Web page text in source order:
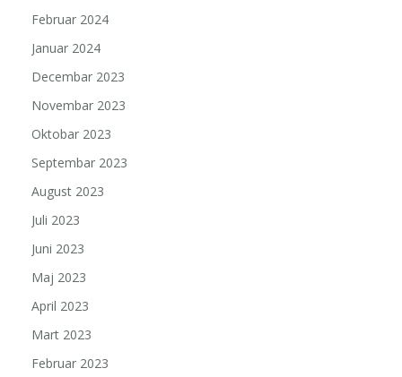
Februar 2024
Januar 2024
Decembar 2023
Novembar 2023
Oktobar 2023
Septembar 2023
August 2023
Juli 2023
Juni 2023
Maj 2023
April 2023
Mart 2023
Februar 2023